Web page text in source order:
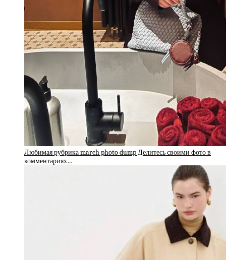
Любимая рубрика march photo dump Делитесь своими фото в
комментариях…